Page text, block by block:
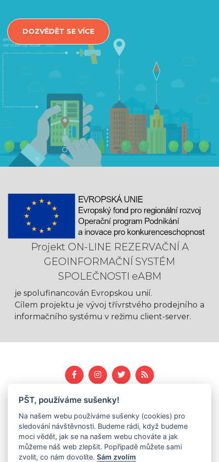
DOZVĚDĚT SE VÍCE
Projekt ON-LINE REZERVAČNÍ A
GEOINFORMAČNÍ SYSTÉM
SPOLEČNOSTI eABM
je spolufinancován Evropskou unií.
Cílem projektu je vývoj třívrstvého prodejního a
informačního systému v režimu client-server.
eABM.cz//naviguj.me//e-mailem.cz
e-opravna.cz
©eABM.cz//Všeobecné podmínky//Zásady
zpracování osobních údajů
PŠT, používáme sušenky!
Na našem webu používáme sušenky (cookies) pro
sledování návštěvnosti. Budeme rádi, když budeme
moci vědět, jak se na našem webu chováte a jak
můžeme náš web zlepšit. Popřípadě můžete sami
zvolit, co nám dovolíte.Sám zvolím